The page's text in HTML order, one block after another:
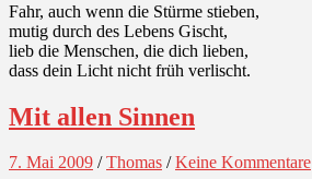
Fahr, auch wenn die Stürme stieben,
mutig durch des Lebens Gischt,
lieb die Menschen, die dich lieben,
dass dein Licht nicht früh verlischt.
Mit allen Sinnen
7. Mai 2009 /Thomas /Keine Kommentare